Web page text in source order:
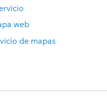
web
de mapas